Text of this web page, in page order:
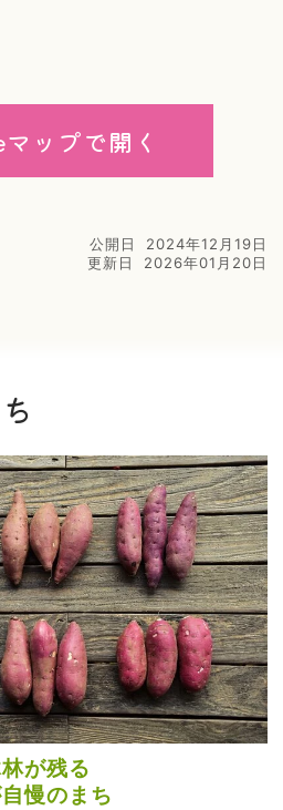
ップで開く
公開日
2024年12月19日
更新日
2026年01月20日
が残る
慢のまち